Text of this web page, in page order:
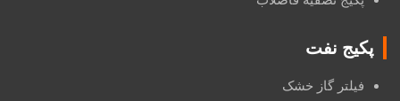
پکیج نفت
فیلتر گاز خشک